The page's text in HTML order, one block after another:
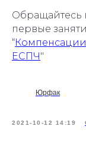
первые
“
ЕСПЧ"
Юрфак
2021-10-12 14:19